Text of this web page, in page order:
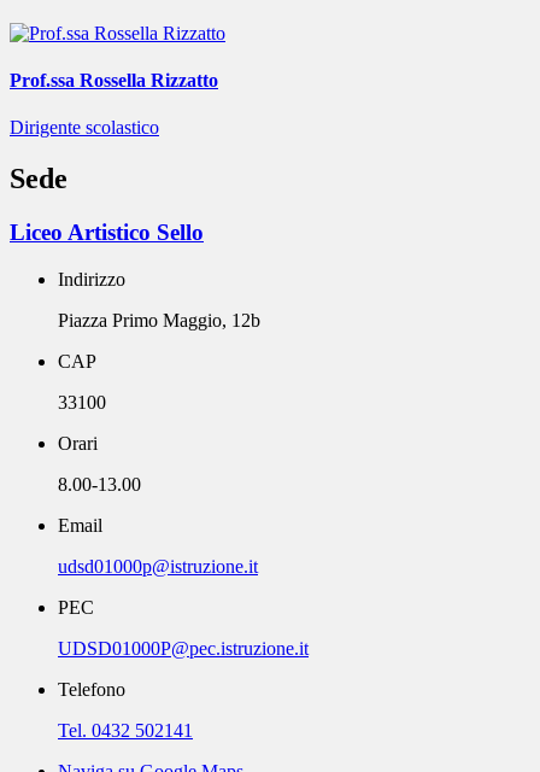
Prof.ssa Rossella Rizzatto
Dirigente scolastico
Sede
Liceo Artistico Sello
Indirizzo
Piazza Primo Maggio, 12b
CAP
33100
Orari
8.00-13.00
Email
udsd01000p@istruzione.it
PEC
UDSD01000P@pec.istruzione.it
Telefono
Tel. 0432 502141